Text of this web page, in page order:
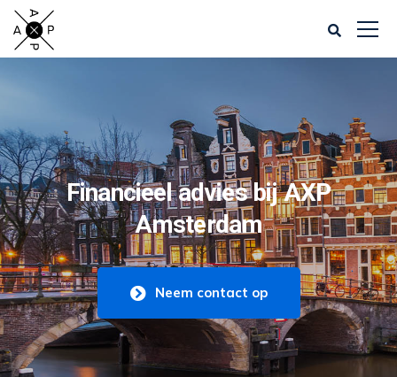
Financieel advies bij AXP
Amsterdam
Neem contact op